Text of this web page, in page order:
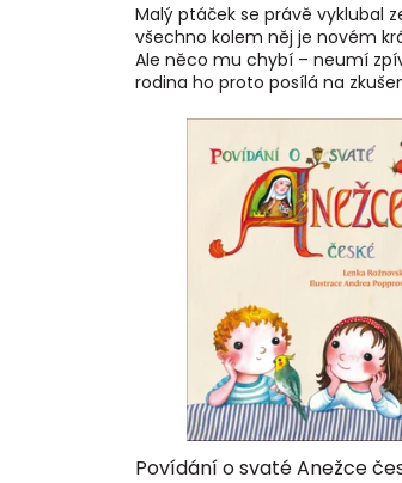
Malý ptáček se právě vyklubal
všechno kolem něj je novém
Ale něco mu chybí – neumí
rodina ho proto posílá na
Povídání o svaté Anežce